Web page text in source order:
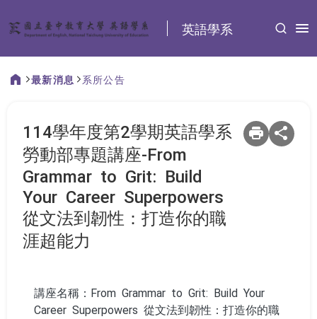
英語學系
最新消息 系所公告
114學年度第2學期英語學系
勞動部專題講座-From
Grammar to Grit: Build
Your Career Superpowers
從文法到韌性：打造你的職
涯超能力
講座名稱：From Grammar to Grit: Build Your
Career Superpowers 從文法到韌性：打造你的職